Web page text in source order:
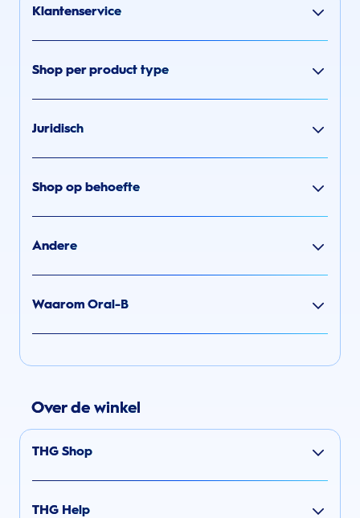
Klantenservice
Shop per product type
Juridisch
Shop op behoefte
Andere
Waarom Oral-B
Over de winkel
THG Shop
THG Help